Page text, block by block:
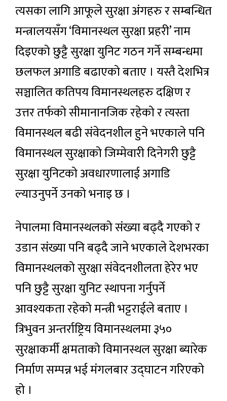
त्यसका लागि आफूले सुरक्षा अंगहरु र सम्बन्धित
मन्त्रालयसँग ‘विमानस्थल सुरक्षा प्रहरी’ नाम
दिइएको छुट्टै सुरक्षा युनिट गठन गर्ने सम्बन्धमा
छलफल अगाडि बढाएको बताए । यस्तै देशभित्र
सञ्चालित कतिपय विमानस्थलहरु दक्षिण र
उत्तर तर्फको सीमानानजिक रहेको र त्यस्ता
विमानस्थल बढी संवेदनशील हुने भएकाले पनि
विमानस्थल सुरक्षाको जिम्मेवारी दिनेगरी छुट्टै
सुरक्षा युनिटको अवधारणालाई अगाडि
ल्याउनुपर्ने उनको भनाइ छ ।
नेपालमा विमानस्थलको संख्या बढ्दै गएको र
उडान संख्या पनि बढ्दै जाने भएकाले देशभरका
विमानस्थलको सुरक्षा संवेदनशीलता हेरेर भए
पनि छुट्टै सुरक्षा युनिट स्थापना गर्नुपर्ने
आवश्यकता रहेको मन्त्री भट्टराईले बताए ।
त्रिभुवन अन्तर्राष्ट्रिय विमानस्थलमा ३५०
सुरक्षाकर्मी क्षमताको विमानस्थल सुरक्षा ब्यारेक
निर्माण सम्पन्न भई मंगलबार उद्घाटन गरिएको
हो ।